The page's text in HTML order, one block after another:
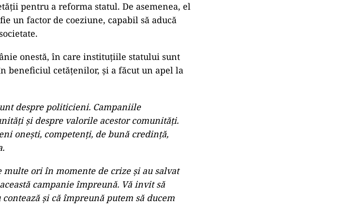
pentru a reforma statul. De asemenea, el
un factor de coeziune, capabil să aducă
onestă, în care instituțiile statului sunt
beneficiul cetățenilor, și a făcut un apel la
despre politicieni. Campaniile
şi despre valorile acestor comunităţi.
oneşti, competenţi, de bună credinţă,
multe ori în momente de crize şi au salvat
campanie împreună. Vă invit să
şi că împreună putem să ducem